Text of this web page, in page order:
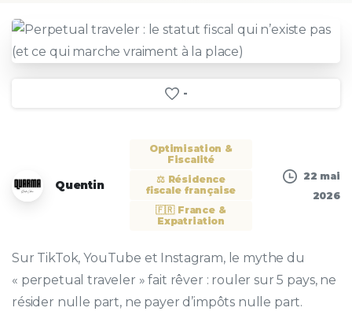
-
Quentin
Optimisation &
Fiscalité
⚖️ Résidence
fiscale française
🇫🇷 France &
Expatriation
22 mai
2026
Sur TikTok, YouTube et Instagram, le mythe du
« perpetual traveler » fait rêver : rouler sur 5 pays, ne
résider nulle part, ne payer d’impôts nulle part.